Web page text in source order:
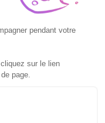
vendredi de 9h à 18h